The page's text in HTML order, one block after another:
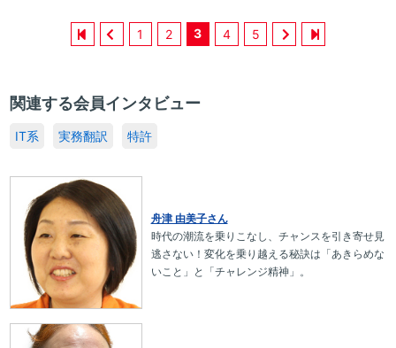
1 2 3 4 5
関連する会員インタビュー
IT系 実務翻訳 特許
舟津 由美子さん
時代の潮流を乗りこなし、チャンスを引き寄せ見
逃さない！変化を乗り越える秘訣は「あきらめな
いこと」と「チャレンジ精神」。